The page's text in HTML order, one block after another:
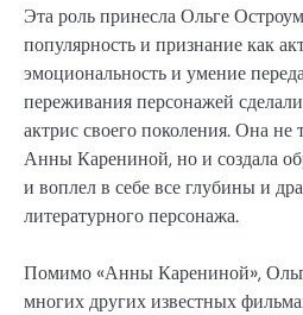
Эта роль принесла Ольге
популярность и признание как
эмоциональность и умение
переживания персонажей
актрис своего поколения. Она не
Анны Карениной, но и создала
и воплел в себе все глубины и
литературного персонажа.
Помимо «Анны Карениной»,
многих других известных